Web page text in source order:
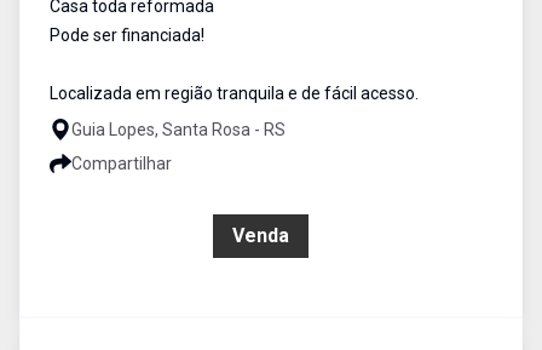
Casa toda reformada
Pode ser financiada!
Localizada em região tranquila e de fácil acesso.
Guia Lopes, Santa Rosa - RS
Compartilhar
Venda